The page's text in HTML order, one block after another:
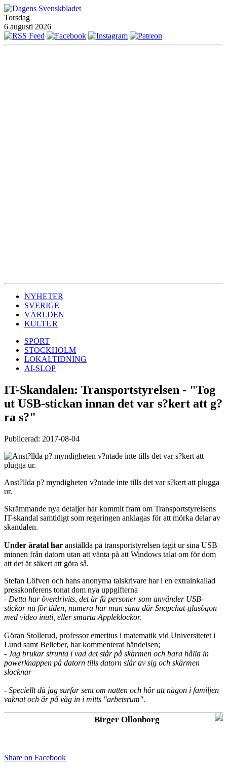
Torsdag
6 augusti 2026
NYHETER
SVERIGE
VÄRLDEN
KULTUR
SPORT
STOCKHOLM
LOKALTIDNING
AI-SLOP
IT-Skandalen: Transportstyrelsen - "Tog
ut USB-stickan innan det var s?kert att g?
ra s?"
Publicerad: 2017-08-04
Anst?llda p? myndigheten v?ntade inte tills det var s?kert att plugga
ur.
Skrämmande nya detaljer har kommit fram om Transportstyrelsens
IT-skandal samtidigt som regeringen anklagas för att mörka delar av
skandalen.
Under åratal har anställda på transportstyrelsen tagit ur sina USB
minnen från datorn utan att vänta på att Windows talat om för dom
att det är säkert att göra så.
Stefan Löfven och hans anonyma talskrivare har i en extrainkallad
presskonferens tonat dom nya uppgifterna
- Detta har överdrivits, det är få personer som använder USB-
stickor nu för tiden, numera har man såna där Snapchat-glasögon
med video inuti, eller smarta Appleklockor.
Göran Stollerud, professor emeritus i matematik vid Universitetet i
Lund samt Belieber, har kommenterat händelsen;
- Jag brukar strunta i vad det står på skärmen och bara hålla in
powerknappen på datorn tills datorn slår av sig och skärmen
slocknar
- Speciellt då jag surfar sent om natten och hör att någon i familjen
vaknat och är på väg in i mitts "arbetsrum".
Birger Ollonborg
Share on Facebook